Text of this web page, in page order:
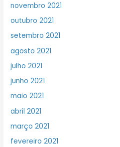
novembro 2021
outubro 2021
setembro 2021
agosto 2021
julho 2021
junho 2021
maio 2021
abril 2021
março 2021
fevereiro 2021